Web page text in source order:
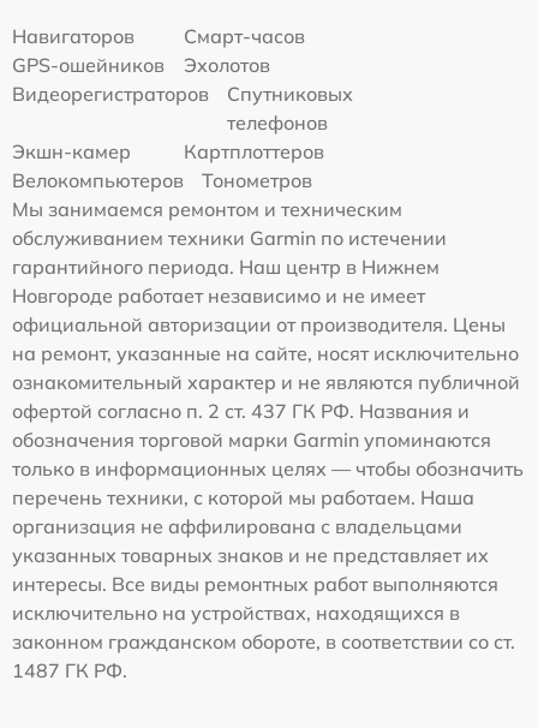
Навигаторов
Смарт-часов
GPS-ошейников
Эхолотов
Видеорегистраторов
Спутниковых
телефонов
Экшн-камер
Картплоттеров
Велокомпьютеров
Тонометров
Мы занимаемся ремонтом и техническим
обслуживанием техники Garmin по истечении
гарантийного периода. Наш центр в Нижнем
Новгороде работает независимо и не имеет
официальной авторизации от производителя. Цены
на ремонт, указанные на сайте, носят исключительно
ознакомительный характер и не являются публичной
офертой согласно п. 2 ст. 437 ГК РФ. Названия и
обозначения торговой марки Garmin упоминаются
только в информационных целях — чтобы обозначить
перечень техники, с которой мы работаем. Наша
организация не аффилирована с владельцами
указанных товарных знаков и не представляет их
интересы. Все виды ремонтных работ выполняются
исключительно на устройствах, находящихся в
законном гражданском обороте, в соответствии со ст.
1487 ГК РФ.